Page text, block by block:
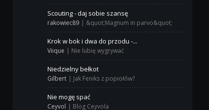
Scouting - daj sobie szansę
rakowiec89 | &quot;Magnum in parvo&quot;
Krok w bok i dwa do przodu -...
Viique | Nie lubię wygrywać
Niedzielny bełkot
Gilbert | Jak Feniks z popiołów?
Nie mogę spać
Ceyvol | Blog Ceyvola